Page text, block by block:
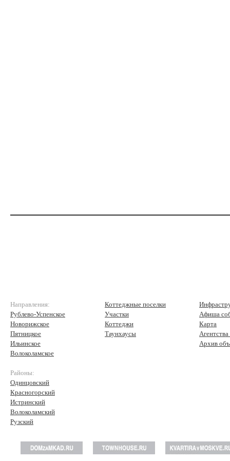
Направления:
Рублево-Успенское
Новорижское
Пятницкое
Ильинское
Волоколамское
Районы:
Одинцовский
Красногорский
Истринский
Волоколамский
Рузский
Коттеджные поселки
Участки
Коттеджи
Таунхаусы
Афиша
Карта
Архив